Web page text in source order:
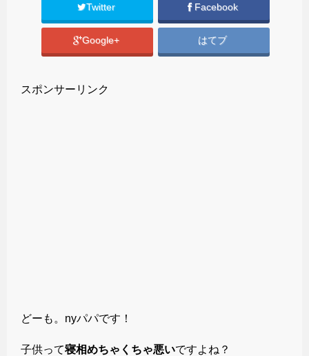
Twitter Facebook
Google+ はてブ
スポンサーリンク
どーも。nyパパです！
子供って寝相めちゃくちゃ悪いですよね？